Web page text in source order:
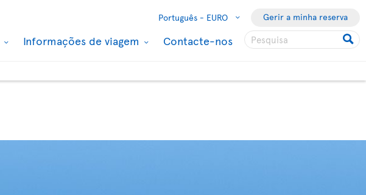
Português - EURO Gerir a minha reserva
Informações de viagem Contacte-nos